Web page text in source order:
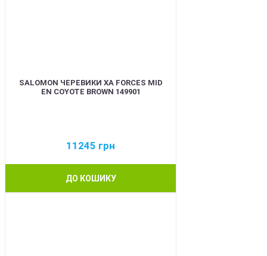
SALOMON ЧЕРЕВИКИ XA FORCES MID
EN COYOTE BROWN 149901
11245 грн
ДО КОШИКУ